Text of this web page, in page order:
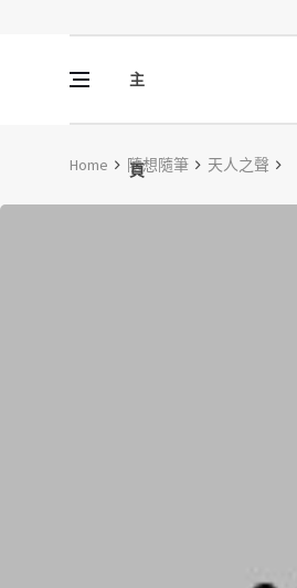
主
頁
Vine Media
葡萄樹傳媒
Home 隨想隨筆 天人之聲